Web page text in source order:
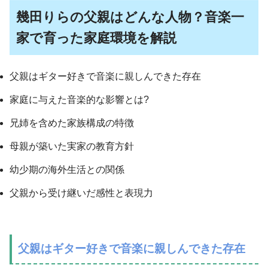
幾田りらの父親はどんな人物？音楽一
家で育った家庭環境を解説
父親はギター好きで音楽に親しんできた存在
家庭に与えた音楽的な影響とは?
兄姉を含めた家族構成の特徴
母親が築いた実家の教育方針
幼少期の海外生活との関係
父親から受け継いだ感性と表現力
父親はギター好きで音楽に親しんできた存在